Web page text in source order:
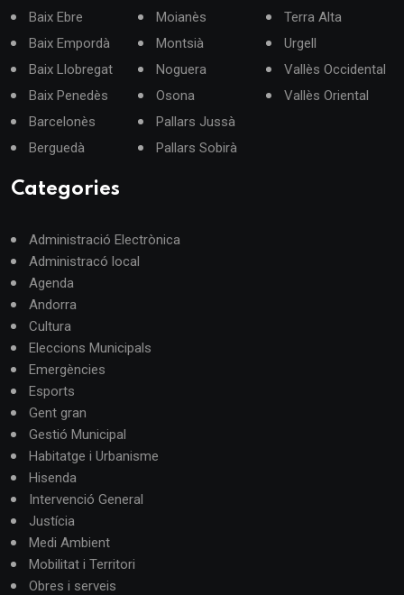
Baix Ebre
Baix Empordà
Baix Llobregat
Baix Penedès
Barcelonès
Berguedà
Moianès
Montsià
Noguera
Osona
Pallars Jussà
Pallars Sobirà
Terra Alta
Urgell
Vallès Occidental
Vallès Oriental
Categories
Administració Electrònica
Administracó local
Agenda
Andorra
Cultura
Eleccions Municipals
Emergències
Esports
Gent gran
Gestió Municipal
Habitatge i Urbanisme
Hisenda
Intervenció General
Justícia
Medi Ambient
Mobilitat i Territori
Obres i serveis